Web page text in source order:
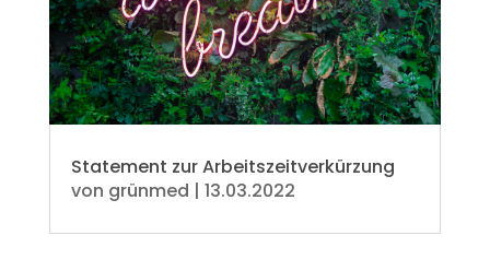
Statement zur Arbeitszeitverkürzung
von grünmed | 13.03.2022